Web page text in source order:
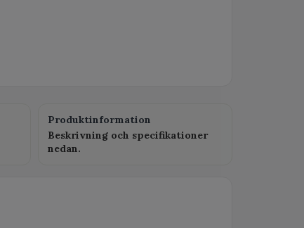
Produktinformation
Beskrivning och specifikationer
nedan.